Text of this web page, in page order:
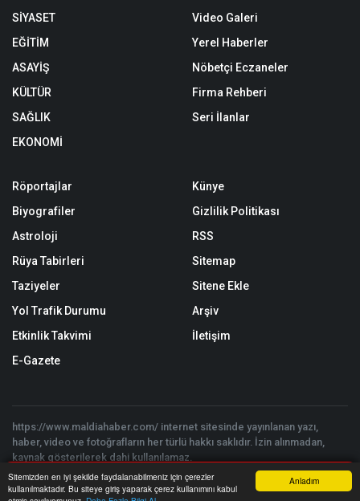
Anladım
Sitemizden en iyi şekilde faydalanabilmeniz için çerezler
kullanılmaktadır. Bu siteye giriş yaparak çerez kullanımını kabul
SİYASET
EĞİTİM
ASAYİŞ
KÜLTÜR
SAĞLIK
EKONOMİ
Video Galeri
Yerel Haberler
Nöbetçi Eczaneler
Firma Rehberi
Seri İlanlar
Röportajlar
Biyografiler
Astroloji
Rüya Tabirleri
Taziyeler
Yol Trafik Durumu
Etkinlik Takvimi
E-Gazete
Künye
Gizlilik Politikası
RSS
Sitemap
Sitene Ekle
Arşiv
İletişim
https://www.maldiahaber.com/ internet sitesinde yayınlanan yazı,
haber, video ve fotoğrafların her türlü hakkı saklıdır. İzin alınmadan,
kaynak gösterilerek dahi kullanılamaz.
Copyright © 2026 Maldia Haber - Tüm hakları saklıdır. | Yazılım:
Onemsoft
Anasayfa Yazarlar Haber Ara İhbar Hattı Menu